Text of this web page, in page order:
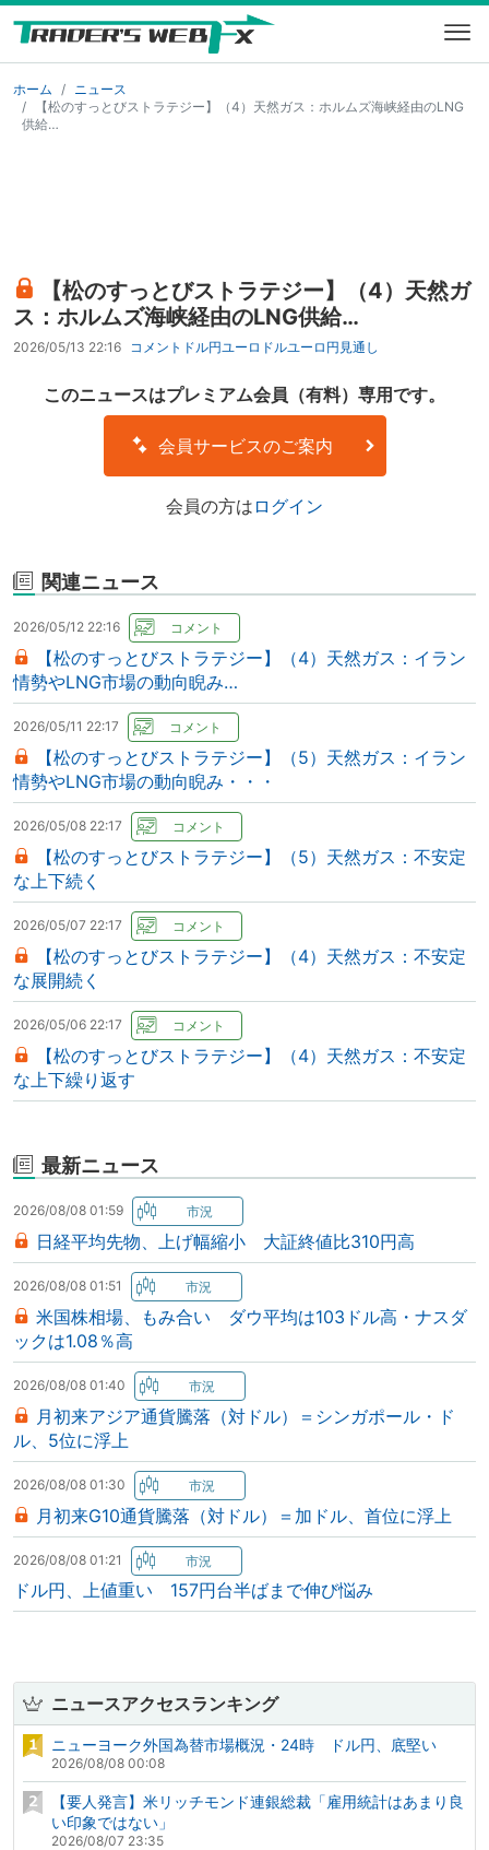
ホーム
ニュース
【松のすっとびストラテジー】（4）天然ガス：ホルムズ海峡経由のLNG
供給…
【松のすっとびストラテジー】（4）天然ガ
ス：ホルムズ海峡経由のLNG供給…
2026/05/13 22:16 コメント ドル円ユーロドルユーロ円 見通し
このニュースはプレミアム会員（有料）専用です。
会員サービスのご案内
会員の方は ログイン
関連ニュース
2026/05/12 22:16
【松のすっとびストラテジー】（4）天然ガス：イラン
情勢やLNG市場の動向睨み…
2026/05/11 22:17
【松のすっとびストラテジー】（5）天然ガス：イラン
情勢やLNG市場の動向睨み・・・
2026/05/08 22:17
【松のすっとびストラテジー】（5）天然ガス：不安定
な上下続く
2026/05/07 22:17
【松のすっとびストラテジー】（4）天然ガス：不安定
な展開続く
2026/05/06 22:17
【松のすっとびストラテジー】（4）天然ガス：不安定
な上下繰り返す
最新ニュース
2026/08/08 01:59
日経平均先物、上げ幅縮小 大証終値比310円高
2026/08/08 01:51
米国株相場、もみ合い ダウ平均は103ドル高・ナスダ
ックは1.08％高
2026/08/08 01:40
月初来アジア通貨騰落（対ドル）＝シンガポール・ド
ル、5位に浮上
2026/08/08 01:30
月初来G10通貨騰落（対ドル）＝加ドル、首位に浮上
2026/08/08 01:21
ドル円、上値重い 157円台半ばまで伸び悩み
ニュースアクセスランキング
ニューヨーク外国為替市場概況・24時 ドル円、底堅い
2026/08/08 00:08
【要人発言】米リッチモンド連銀総裁「雇用統計はあまり良
い印象ではない」
2026/08/07 23:35